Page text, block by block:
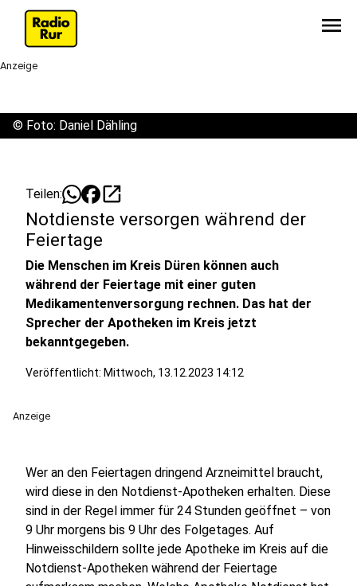
menu
Anzeige
© Foto: Daniel Dähling
Teilen: open_in_new
Notdienste versorgen während der
Feiertage
Die Menschen im Kreis Düren können auch
während der Feiertage mit einer guten
Medikamentenversorgung rechnen. Das hat der
Sprecher der Apotheken im Kreis jetzt
bekanntgegeben.
Veröffentlicht: Mittwoch, 13.12.2023 14:12
Anzeige
Wer an den Feiertagen dringend Arzneimittel braucht,
wird diese in den Notdienst-Apotheken erhalten. Diese
sind in der Regel immer für 24 Stunden geöffnet – von
9 Uhr morgens bis 9 Uhr des Folgetages. Auf
Hinweisschildern sollte jede Apotheke im Kreis auf die
Notdienst-Apotheken während der Feiertage